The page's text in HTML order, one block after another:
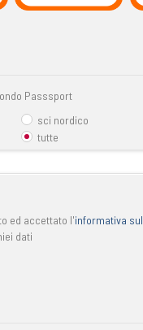
Passsport
sci nordico
tutte
ed accettato l'informativa
dati